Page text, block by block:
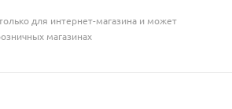
для интернет-магазина и может
магазинах